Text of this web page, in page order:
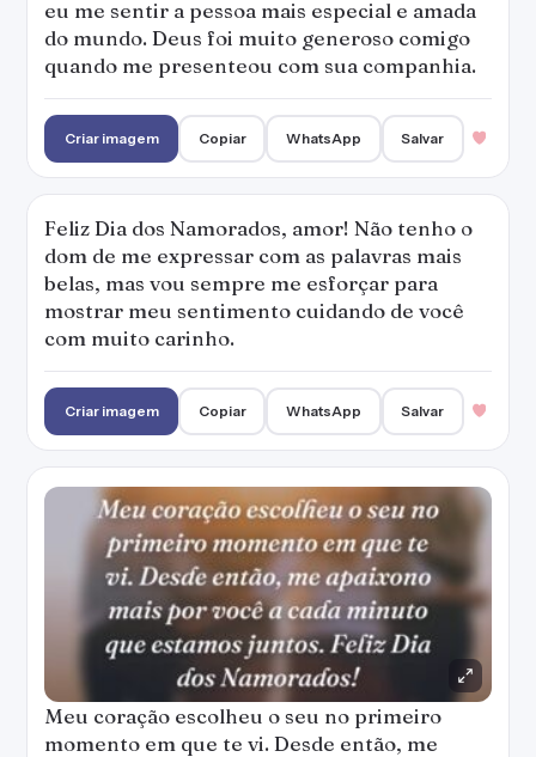
eu me sentir a pessoa mais especial e amada
do mundo. Deus foi muito generoso comigo
quando me presenteou com sua companhia.
Criar imagem Copiar WhatsApp Salvar
Feliz Dia dos Namorados, amor! Não tenho o
dom de me expressar com as palavras mais
belas, mas vou sempre me esforçar para
mostrar meu sentimento cuidando de você
com muito carinho.
Criar imagem Copiar WhatsApp Salvar
Meu coração escolheu o seu no primeiro
momento em que te vi. Desde então, me